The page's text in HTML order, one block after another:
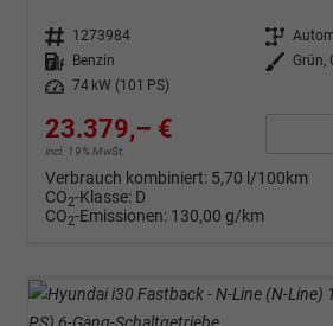
Fahrzeugnr. 1273984 Getriebe
Kraftstoff
Benzin Außenfarbe
Grün,
Leistung
74 kW (101 PS)
23.379,– €
incl. 19% MwSt.
Verbrauch kombiniert: 5,70 l/100km
CO2-Klasse: D
CO2-Emissionen: 130,00 g/km